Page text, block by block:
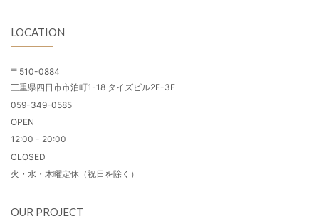
LOCATION
〒510-0884
三重県四日市市泊町1-18 タイズビル2F-3F
059-349-0585
OPEN
12:00 - 20:00
CLOSED
火・水・木曜定休（祝日を除く）
OUR PROJECT